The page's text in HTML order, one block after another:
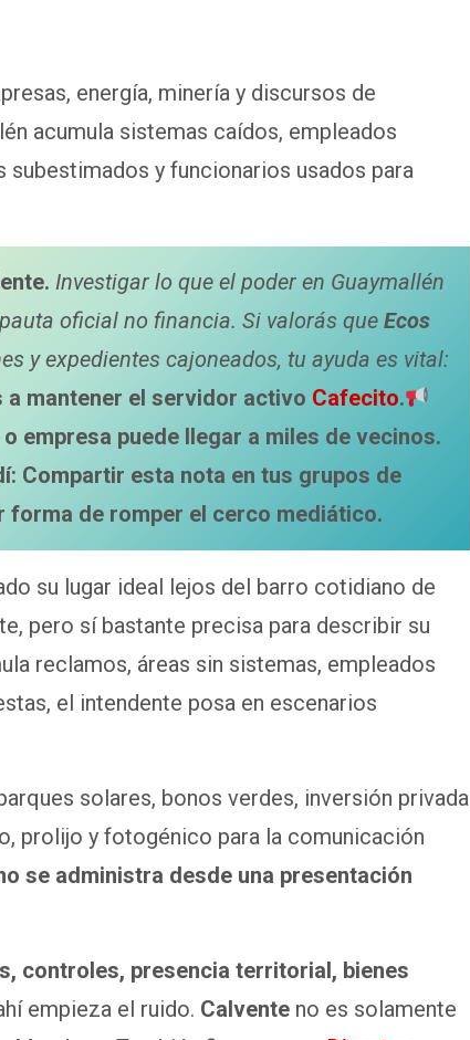
energía, minería y discursos de
acumula sistemas caídos, empleados
y funcionarios usados para
Investigar lo que el poder en Guaymallén
oficial no financia. Si valorás que Ecos
y expedientes cajoneados, tu ayuda es vital:
a mantener el servidor activo Cafecito.
empresa puede llegar a miles de vecinos.
Compartir esta nota en tus grupos de
forma de romper el cerco mediático.
su lugar ideal lejos del barro cotidiano de
pero sí bastante precisa para describir su
reclamos, áreas sin sistemas, empleados
el intendente posa en escenarios
solares, bonos verdes, inversión privada
prolijo y fotogénico para la comunicación
se administra desde una presentación
controles, presencia territorial, bienes
empieza el ruido. Calvente no es solamente